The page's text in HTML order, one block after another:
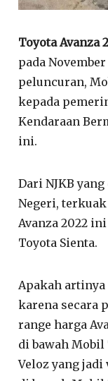
Toyota Avanza
pada
peluncuran,
kepada
Kendaraan
ini.
Dari NJKB
Negeri,
Avanza 2022
Toyota Sienta.
Apakah artinya
karena secara
range harga
di bawah Mobil
Veloz yang jadi